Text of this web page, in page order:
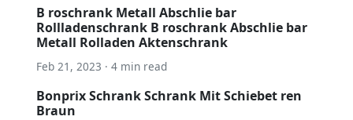
B roschrank Metall Abschlie bar
Rollladenschrank B roschrank Abschlie bar
Metall Rolladen Aktenschrank
Feb 21, 2023 · 4 min read
Bonprix Schrank Schrank Mit Schiebet ren
Braun